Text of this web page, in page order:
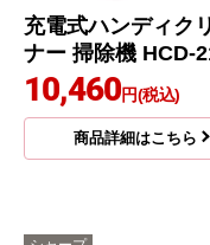
充電式ハンディク
ナー 掃除機 HCD-
10,460円(税込)
商品詳細はこちら